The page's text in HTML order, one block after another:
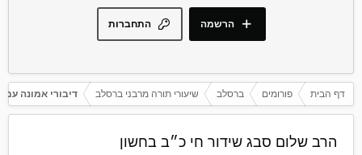
התחברות הרשמה
דף הבית פורומים ברסלב שיעורי תורה מרבני ברסלב דיבורי אמונה
‏ הרב שלום סבג שידור חי כ״ב בחשון